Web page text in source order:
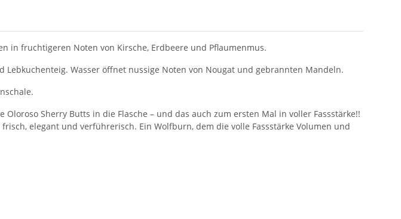
in fruchtigeren Noten von Kirsche, Erdbeere und Pflaumenmus.
Wasser öffnet nussige Noten von Nougat und gebrannten Mandeln.
Sherry Butts in die Flasche – und das auch zum ersten Mal in voller Fassstärke!!
elegant und verführerisch. Ein Wolfburn, dem die volle Fassstärke Volumen und